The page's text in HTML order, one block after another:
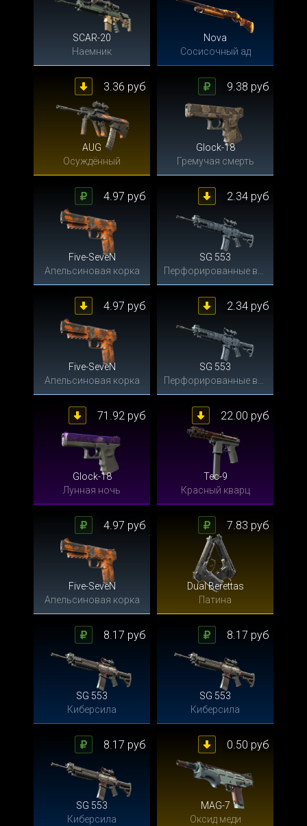
SCAR-20
Наемник
Nova
Сосисочный ад
AUG
Осуждённый
3.36 руб
Glock-18
Гремучая смерть
9.38 руб
Five-SeveN
Апельсиновая корка
4.97 руб
SG 553
2.34 руб
Five-SeveN
Апельсиновая корка
4.97 руб
SG 553
2.34 руб
Glock-18
Лунная ночь
71.92 руб
Tec-9
Красный кварц
22.00 руб
Five-SeveN
Апельсиновая корка
4.97 руб
Dual Berettas
Патина
7.83 руб
SG 553
Киберсила
8.17 руб
SG 553
Киберсила
8.17 руб
SG 553
Киберсила
8.17 руб
MAG-7
Оксид меди
0.50 руб